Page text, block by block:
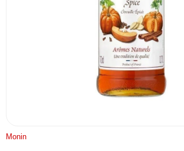
Monin